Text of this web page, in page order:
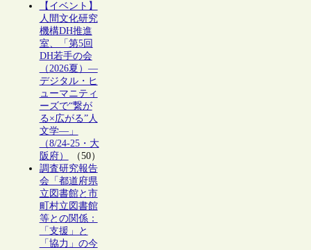
【イベント】
人間文化研究
機構DH推進
室、「第5回
DH若手の会
（2026夏）―
デジタル・ヒ
ューマニティ
ーズで“繋が
る×広がる”人
文学―」
（8/24-25・大
阪府）
（50）
調査研究報告
会「都道府県
立図書館と市
町村立図書館
等との関係：
「支援」と
「協力」の今